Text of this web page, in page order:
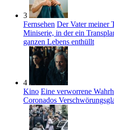
3
Fernsehen Der Vater
Miniserie, in der ein
ganzen Lebens enthüllt
4
Kino Eine verworrene
Coronados